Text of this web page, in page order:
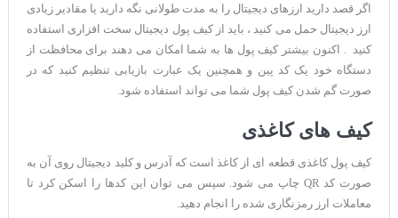
اگر قصد دارید ارزهای دیجیتال را به مدت طولانی نگه دارید یا مقادیر زیادی
ارز دیجیتال حمل می کنید ، باید از کیف پول دیجیتال سخت افزاری استفاده
کنید . اکنون بیشتر کیف پول ها به شما امکان می دهند برای محافظت از
دستگاه خود یک کد پین و همچنین یک عبارت بازیابی تنظیم کنید که در
صورت گم شدن کیف پول شما می تواند استفاده شود.
کیف های کاغذی
کیف پول کاغذی قطعه ای از کاغذ است که آدرس و کلید دیجیتال روی آن به
صورت کد QR چاپ می شود. سپس می توان این کدها را اسکن کرد تا
معاملات ارز رمزنگاری شده را انجام دهید.